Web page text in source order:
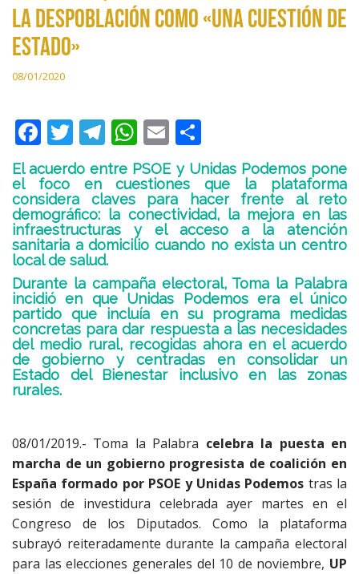
la despoblación como «una cuestión de
estado»
08/01/2020
F
ac
e
b
o
o
k
T
w
itt
er
T
el
e
gr
a
m
W
h
at
s
A
p
p
E
m
ai
l
o
m
p
ar
ti
r
El acuerdo entre PSOE y Unidas Podemos pone
el foco en cuestiones que la plataforma
considera claves para hacer frente al reto
demográfico: la conectividad, la mejora en las
infraestructuras y el acceso a la atención
sanitaria a domicilio cuando no exista un centro
local de salud.
Durante la campaña electoral, Toma la Palabra
incidió en que Unidas Podemos era el único
partido que incluía en su programa medidas
concretas para dar respuesta a las necesidades
del medio rural, recogidas ahora en el acuerdo
de gobierno y centradas en consolidar un
Estado del Bienestar inclusivo en las zonas
rurales.
08/01/2019.- Toma la Palabra celebra la puesta en
marcha de un gobierno progresista de coalición en
España formado por PSOE y Unidas Podemos tras la
sesión de investidura celebrada ayer martes en el
Congreso de los Diputados. Como la plataforma
subrayó reiteradamente durante la campaña electoral
para las elecciones generales del 10 de noviembre, UP